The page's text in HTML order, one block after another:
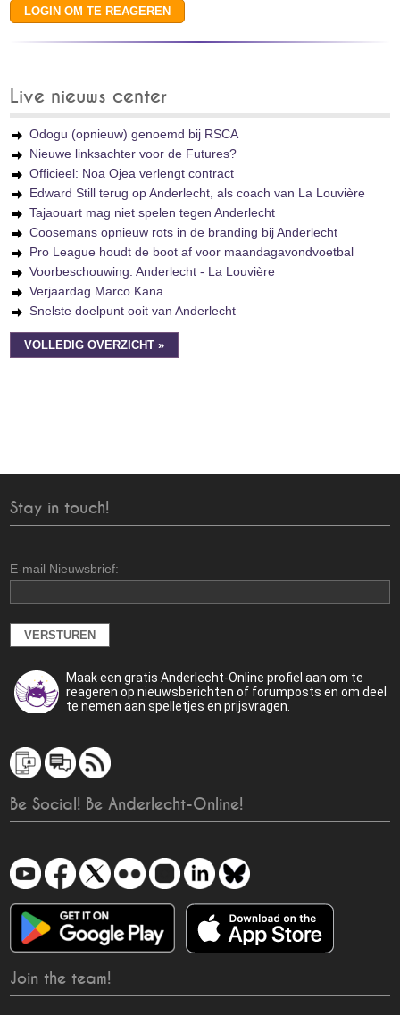
Live nieuws center
Odogu (opnieuw) genoemd bij RSCA
Nieuwe linksachter voor de Futures?
Officieel: Noa Ojea verlengt contract
Edward Still terug op Anderlecht, als coach van La Louvière
Tajaouart mag niet spelen tegen Anderlecht
Coosemans opnieuw rots in de branding bij Anderlecht
Pro League houdt de boot af voor maandagavondvoetbal
Voorbeschouwing: Anderlecht - La Louvière
Verjaardag Marco Kana
Snelste doelpunt ooit van Anderlecht
VOLLEDIG OVERZICHT »
Stay in touch!
E-mail Nieuwsbrief:
Maak een gratis Anderlecht-Online profiel aan om te
reageren op nieuwsberichten of forumposts en om deel
te nemen aan spelletjes en prijsvragen.
Be Social! Be Anderlecht-Online!
Join the team!